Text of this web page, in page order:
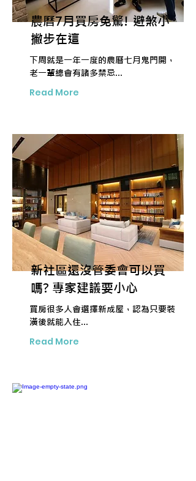
農曆7月買房免驚! 避煞小
撇步在這
下周就是一年一度的農曆七月鬼門開，
老一輩總會有諸多禁忌...
Read More
新社區還沒管委會可以買
嗎? 專家建議要小心
買房很多人會選擇新成屋，認為只要裝
潢後就能入住...
Read More